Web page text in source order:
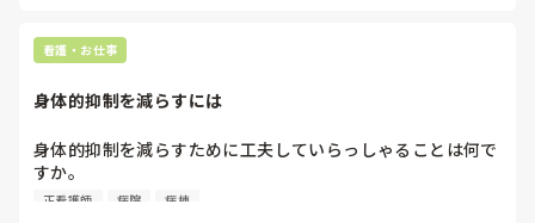
看護・お仕事
身体的抑制を減らすには
身体的抑制を減らすために工夫していらっしゃることは何で
すか。
認知症の患者さんが多く入院しておられることも影響し、身
正看護師 病院 病棟